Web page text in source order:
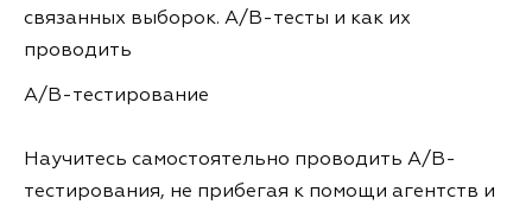
связанных выборок. A/B-тесты и как их
проводить
A/B-тестирование
Научитесь самостоятельно проводить A/B-
тестирования, не прибегая к помощи агентств и